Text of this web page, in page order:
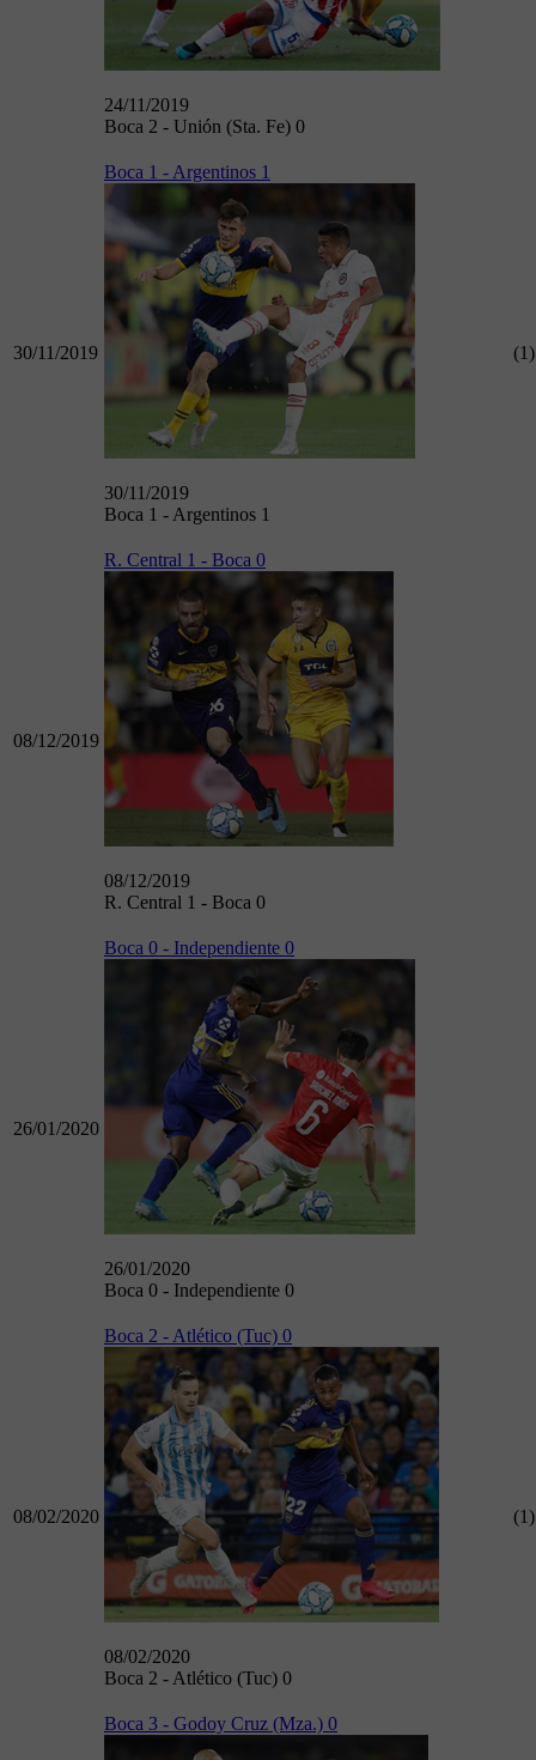
24/11/2019
Boca 2 - Unión (Sta. Fe) 0
30/11/2019
Boca 1 - Argentinos 1
30/11/2019
Boca 1 - Argentinos 1
(1)
08/12/2019
R. Central 1 - Boca 0
08/12/2019
R. Central 1 - Boca 0
26/01/2020
Boca 0 - Independiente 0
26/01/2020
Boca 0 - Independiente 0
08/02/2020
Boca 2 - Atlético (Tuc) 0
08/02/2020
Boca 2 - Atlético (Tuc) 0
(1)
Boca 3 - Godoy Cruz (Mza.) 0